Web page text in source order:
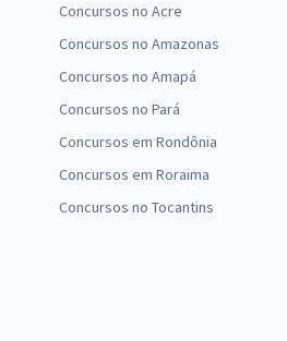
Concursos no Acre
Concursos no Amazonas
Concursos no Amapá
Concursos no Pará
Concursos em Rondônia
Concursos em Roraima
Concursos no Tocantins